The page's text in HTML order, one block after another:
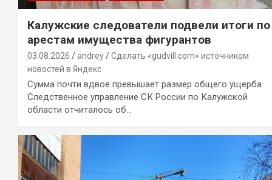
Калужские следователи подвели итоги по
арестам имущества фигурантов
03.08.2026 andrey
Сделать «gudvill.com» источником
новостей в Яндекс
Сумма почти вдвое превышает размер общего ущерба
Следственное управление СК России по Калужской
области отчиталось об…